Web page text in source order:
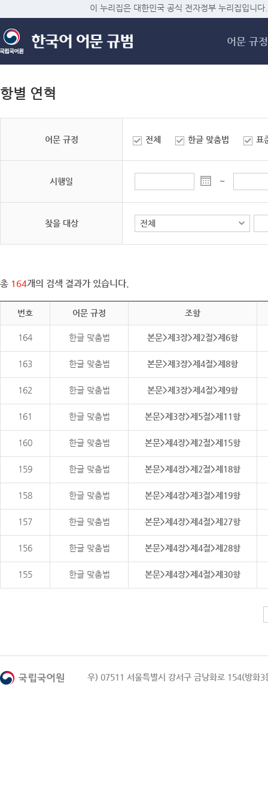
메
이 누리집은 대한민국 공식 전자정부 누리집입니다.
어문 규정
항별 연혁
어문 규정 전체 한글 맞춤법 표
시행일 ~
찾을 대상
총 164개의 검색 결과가 있습니다.
번호 어문 규정 조항
164 한글 맞춤법 본문>제3장>제2절>제6항
163 한글 맞춤법 본문>제3장>제4절>제8항
162 한글 맞춤법 본문>제3장>제4절>제9항
161 한글 맞춤법 본문>제3장>제5절>제11항
160 한글 맞춤법 본문>제4장>제2절>제15항
159 한글 맞춤법 본문>제4장>제2절>제18항
158 한글 맞춤법 본문>제4장>제3절>제19항
157 한글 맞춤법 본문>제4장>제4절>제27항
156 한글 맞춤법 본문>제4장>제4절>제28항
155 한글 맞춤법 본문>제4장>제4절>제30항
우) 07511 서울특별시 강서구 금낭화로 154(방화3